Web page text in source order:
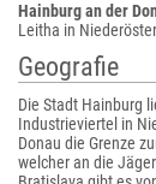
Hainburg an der
Leitha in
Geografie
Die Stadt Hainburg
Industrieviertel in
Donau die Grenze
welcher an die